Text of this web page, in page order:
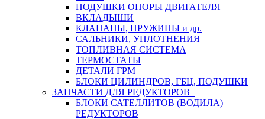
ПОДУШКИ ОПОРЫ ДВИГАТЕЛЯ
ВКЛАДЫШИ
КЛАПАНЫ, ПРУЖИНЫ и др.
САЛЬНИКИ, УПЛОТНЕНИЯ
ТОПЛИВНАЯ СИСТЕМА
ТЕРМОСТАТЫ
ДЕТАЛИ ГРМ
БЛОКИ ЦИЛИНДРОВ, ГБЦ, ПОДУШКИ
ЗАПЧАСТИ ДЛЯ РЕДУКТОРОВ
БЛОКИ САТЕЛЛИТОВ (ВОДИЛА)
РЕДУКТОРОВ